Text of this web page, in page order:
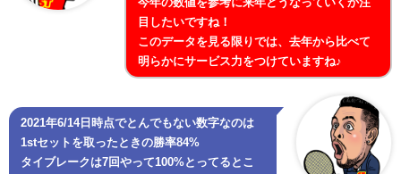
今年の数値を参考に来年どうなっていくか注
目したいですね！
このデータを見る限りでは、去年から比べて
明らかにサービス力をつけていますね♪
2021年6/14日時点でとんでもない数字なのは
1stセットを取ったときの勝率84%
タイブレークは7回やって100%とってるとこ